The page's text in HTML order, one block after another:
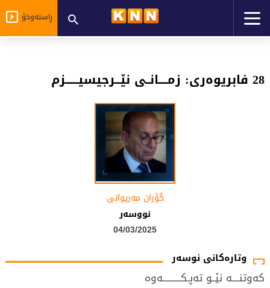
ڕاستەوخۆ
28 فابریوه‌ری: زمـــــانــی نێـــرجیسیـــــــزم
گۆران مەریوانی
نووسەر
04/03/2025
وتارەکانی نوسەر
كه‌وتنــــه‌ نێــو ته‌پـكــــــــــه‌وه‌